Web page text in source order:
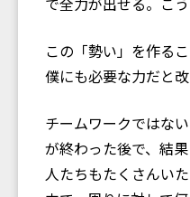
この「勢い」を作る
僕にも必要な力だと
チームワークではな
が終わった後で、結
人たちもたくさんい